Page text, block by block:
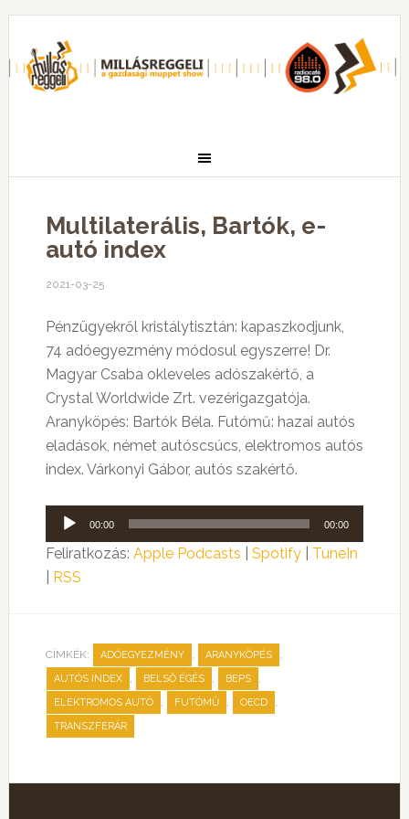
Multilaterális, Bartók, e-
autó index
2021-03-25
Pénzügyekről kristálytisztán: kapaszkodjunk,
74 adóegyezmény módosul egyszerre! Dr.
Magyar Csaba okleveles adószakértő, a
Crystal Worldwide Zrt. vezérigazgatója.
Aranyköpés: Bartók Béla. Futómű: hazai autós
eladások, német autóscsúcs, elektromos autós
index. Várkonyi Gábor, autós szakértő.
Audió
lejátszó
00:00 00:00
Feliratkozás: Apple Podcasts Spotify| TuneIn
RSS
CÍMKÉK: ADÓEGYEZMÉNY , ARANYKÖPÉS ,
AUTÓS INDEX , BELSŐ ÉGÉS , BEPS ,
ELEKTROMOS AUTÓ , FUTÓMŰ , OECD ,
TRANSZFERÁR